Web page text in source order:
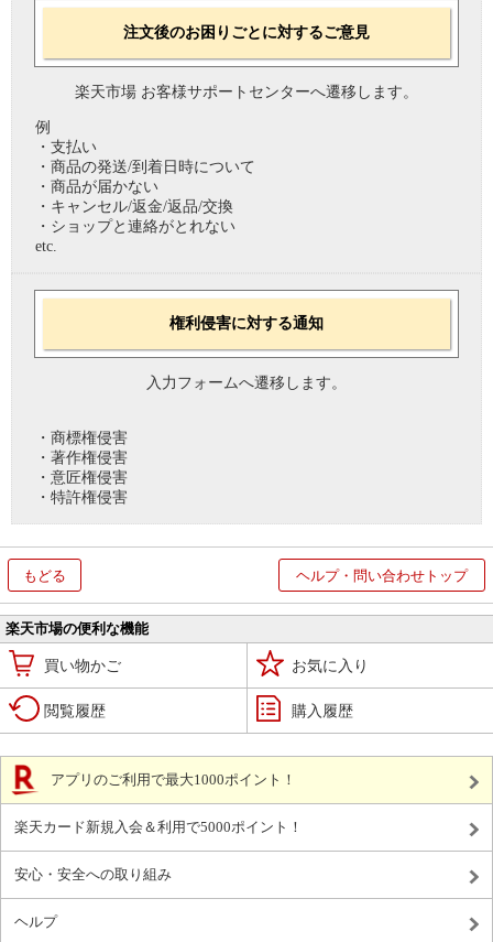
注文後のお困りごとに対するご意見
楽天市場 お客様サポートセンターへ遷移します。
例
・支払い
・商品の発送/到着日時について
・商品が届かない
・キャンセル/返金/返品/交換
・ショップと連絡がとれない
etc.
権利侵害に対する通知
入力フォームへ遷移します。
・商標権侵害
・著作権侵害
・意匠権侵害
・特許権侵害
もどる ヘルプ・問い合わせトップ
楽天市場の便利な機能
買い物かご お気に入り
閲覧履歴 購入履歴
アプリのご利用で最大1000ポイント！
楽天カード新規入会＆利用で5000ポイント！
安心・安全への取り組み
ヘルプ